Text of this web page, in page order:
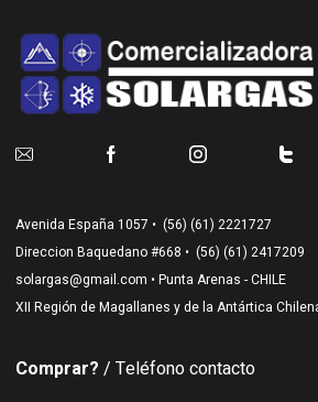
Avenida España 1057 • (56) (61) 2221727
Direccion Baquedano #668 • (56) (61) 2417209
solargas@gmail.com • Punta Arenas - CHILE
XII Región de Magallanes y de la Antártica
Comprar? / Teléfono contacto